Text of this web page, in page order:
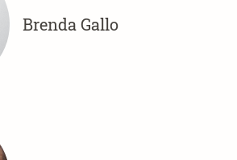
Brenda Gallo